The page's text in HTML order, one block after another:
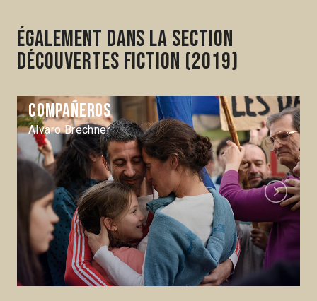
Également dans la section
Découvertes Fiction (2019)
Compañeros
Alvaro Brechner
Next